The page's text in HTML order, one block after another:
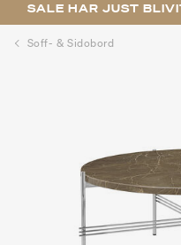
SALE HAR JUST
Soff- & Sidobord